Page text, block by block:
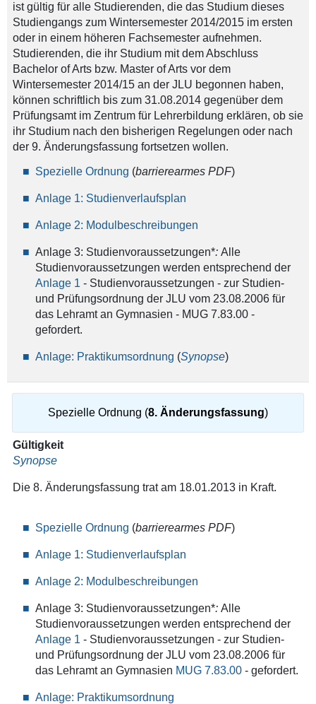
ist gültig für alle Studierenden, die das Studium dieses
Studiengangs zum Wintersemester 2014/2015 im ersten
oder in einem höheren Fachsemester aufnehmen.
Studierenden, die ihr Studium mit dem Abschluss
Bachelor of Arts bzw. Master of Arts vor dem
Wintersemester 2014/15 an der JLU begonnen haben,
können schriftlich bis zum 31.08.2014 gegenüber dem
Prüfungsamt im Zentrum für Lehrerbildung erklären, ob sie
ihr Studium nach den bisherigen Regelungen oder nach
der 9. Änderungsfassung fortsetzen wollen.
Spezielle Ordnung (barrierearmes PDF)
Anlage 1: Studienverlaufsplan
Anlage 2: Modulbeschreibungen
Anlage 3: Studienvoraussetzungen*: Alle
Studienvoraussetzungen werden entsprechend der
Anlage 1 - Studienvoraussetzungen - zur Studien-
und Prüfungsordnung der JLU vom 23.08.2006 für
das Lehramt an Gymnasien - MUG 7.83.00 -
gefordert.
Anlage: Praktikumsordnung (Synopse)
Spezielle Ordnung (8. Änderungsfassung)
Gültigkeit
Synopse
Die 8. Änderungsfassung trat am 18.01.2013 in Kraft.
Spezielle Ordnung (barrierearmes PDF)
Anlage 1: Studienverlaufsplan
Anlage 2: Modulbeschreibungen
Anlage 3: Studienvoraussetzungen*: Alle
Studienvoraussetzungen werden entsprechend der
Anlage 1 - Studienvoraussetzungen - zur Studien-
und Prüfungsordnung der JLU vom 23.08.2006 für
das Lehramt an Gymnasien MUG 7.83.00- gefordert.
Anlage: Praktikumsordnung